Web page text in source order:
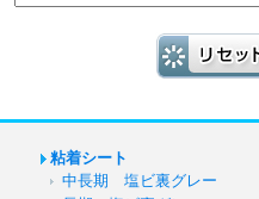
粘着シート
中長期 塩ビ裏グレー